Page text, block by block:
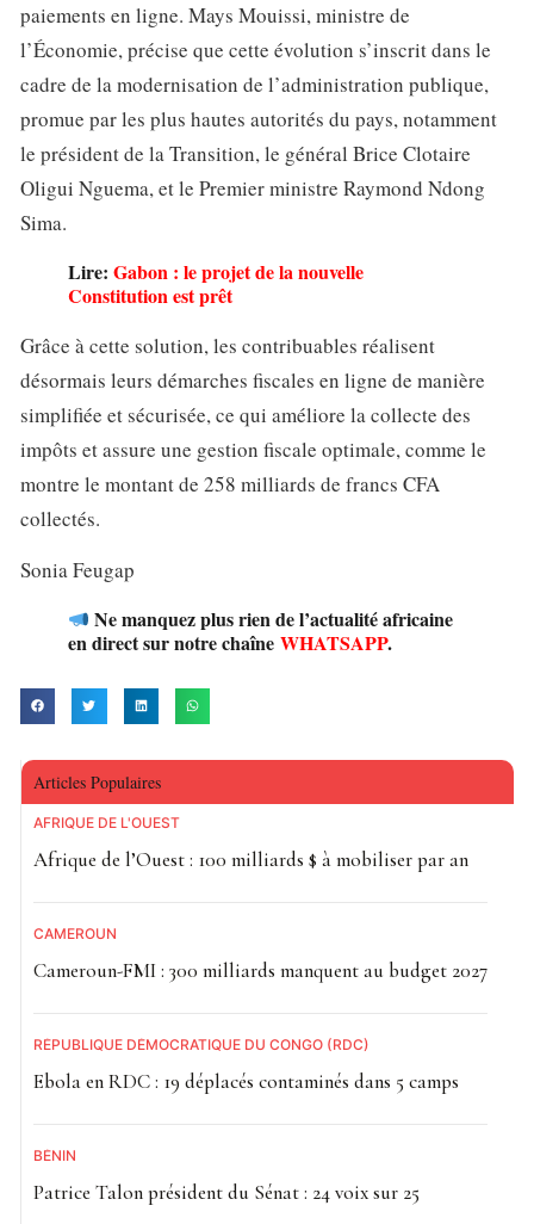
paiements en ligne. Mays Mouissi, ministre de
l’Économie, précise que cette évolution s’inscrit dans le
cadre de la modernisation de l’administration publique,
promue par les plus hautes autorités du pays, notamment
le président de la Transition, le général Brice Clotaire
Oligui Nguema, et le Premier ministre Raymond Ndong
Sima.
Lire: Gabon : le projet de la nouvelle
Constitution est prêt
Grâce à cette solution, les contribuables réalisent
désormais leurs démarches fiscales en ligne de manière
simplifiée et sécurisée, ce qui améliore la collecte des
impôts et assure une gestion fiscale optimale, comme le
montre le montant de 258 milliards de francs CFA
collectés.
Sonia Feugap
Ne manquez plus rien de l’actualité africaine
en direct sur notre chaîne WHATSAPP.
Articles Populaires
AFRIQUE DE L'OUEST
Afrique de l’Ouest : 100 milliards $ à mobiliser par an
CAMEROUN
Cameroun-FMI : 300 milliards manquent au budget 2027
RÉPUBLIQUE DÉMOCRATIQUE DU CONGO (RDC)
Ebola en RDC : 19 déplacés contaminés dans 5 camps
BÉNIN
Patrice Talon président du Sénat : 24 voix sur 25